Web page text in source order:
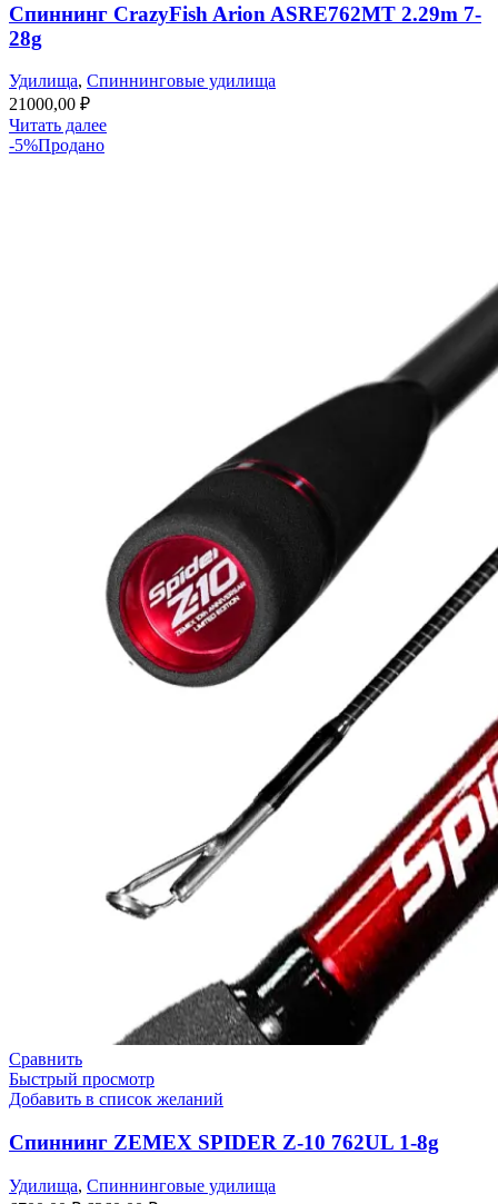
Спиннинг CrazyFish Arion ASRE762MT 2.29m 7-
28g
Удилища, Спиннинговые удилища
21000,00 ₽
Читать далее
-5%Продано
Сравнить
Быстрый просмотр
Добавить в список желаний
Спиннинг ZEMEX SPIDER Z-10 762UL 1-8g
Удилища, Спиннинговые удилища